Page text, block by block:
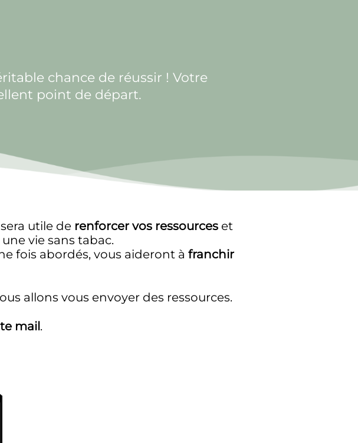
chance de réussir ! Votre
point de départ.
utile de renforcer vos ressources et
vie sans tabac.
fois abordés, vous aideront à franchir
allons vous envoyer des ressources.
mail.